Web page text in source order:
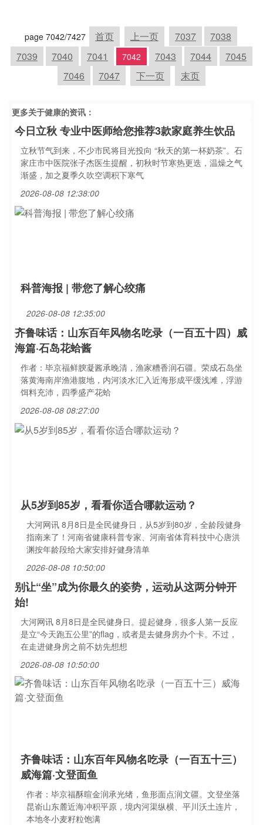
page 7042/7427 首页 上一页 7037
7038
7039
7040 7041 7042 7043 7044
7045
7046
7047 下一页 末页
更多关于健康的资讯：
今日立秋 专业中医师给您推荐3款家庭养生饮品
立秋节气到来，不少市民将目光投向 “秋天的第一杯奶茶”。石
家庄市中医院张子杰医生提醒，初秋时节寒热更迭，温燥之气
渐盛，加之夏季久吹空调积下寒气
2026-08-08 12:38:00
科普海报 | 带您了解心绞痛
2026-08-08 12:35:00
齐鲁味话：山东百年风物名吃录（一百五十四）威
海篇·石岛花蛤酱
作者：毕京福鲜腴凝酱承晚清，渔家糟香润石疆。荣成石岛坐
落黄海南岸渔港腹地，内河淡水汇入近海形成平缓浅滩，浮游
饵料充沛，四季盛产花蛤
2026-08-08 08:27:00
从5岁到85岁，看看你适合哪款运动？
大河网讯 8月8日是全民健身日，从5岁到80岁，全龄段健身
指南来了！河南省健康科普专家、河南省体育科技中心唐洪
渊按年龄段给大家安排好健身清单
2026-08-08 10:50:00
别让“坐”成为你最久的姿势，运动从这两分钟开
始!
大河网讯 8月8日是全民健身日。提起健身，很多人第一反应
是立“今天跑五公里”的flag，或者是去健身房办个卡。不过，
在走进健身房之前不妨先想想
2026-08-08 10:50:00
齐鲁味话：山东百年风物名吃录（一百五十三）
威海篇·文登面鱼
作者：毕京福酥暄金润承光绪，鱼形面点润文疆。文登坐落
昆嵛山东麓近海冲积平原，境内河渠纵横、平川沃土连片，
本地冬小麦籽粒饱满